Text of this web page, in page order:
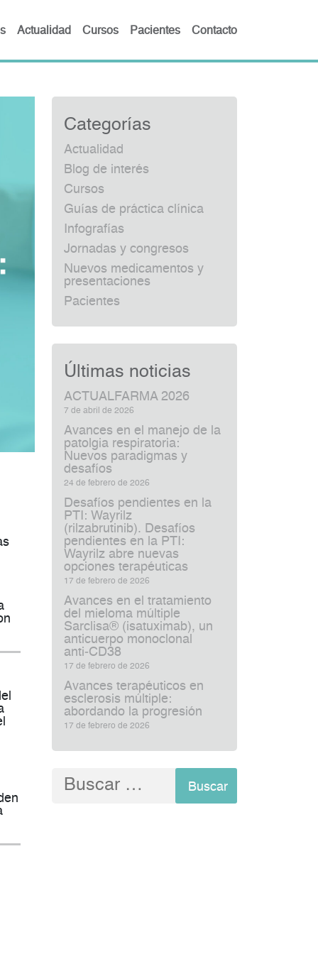
Actualidad Cursos Pacientes Contacto
Categorías
Actualidad
Blog de interés
Cursos
Guías de práctica clínica
Infografías
Jornadas y congresos
Nuevos medicamentos y
presentaciones
Pacientes
Últimas noticias
ACTUALFARMA 2026
7 de abril de 2026
Avances en el manejo de la
patolgia respiratoria:
Nuevos paradigmas y
desafíos
24 de febrero de 2026
Desafíos pendientes en la
PTI: Wayrilz
(rilzabrutinib). Desafíos
pendientes en la PTI:
Wayrilz abre nuevas
opciones terapéuticas
17 de febrero de 2026
Avances en el tratamiento
del mieloma múltiple
Sarclisa® (isatuximab), un
anticuerpo monoclonal
anti‑CD38
17 de febrero de 2026
Avances terapéuticos en
esclerosis múltiple:
abordando la progresión
17 de febrero de 2026
Buscar: